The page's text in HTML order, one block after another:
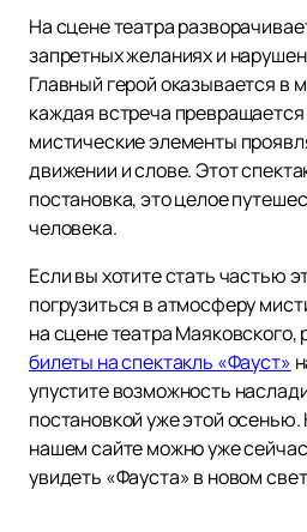
На сцене театра
запретных желаниях и
Главный герой оказывается в
каждая встреча
мистические элементы
движении и слове. Этот
постановка, это целое
человека.
Если вы хотите стать частью
погрузиться в атмосферу
на сцене театра
билеты на спектакль «Фауст»
упустите возможность
постановкой уже этой осенью.
нашем сайте можно уже
увидеть «Фауста» в новом